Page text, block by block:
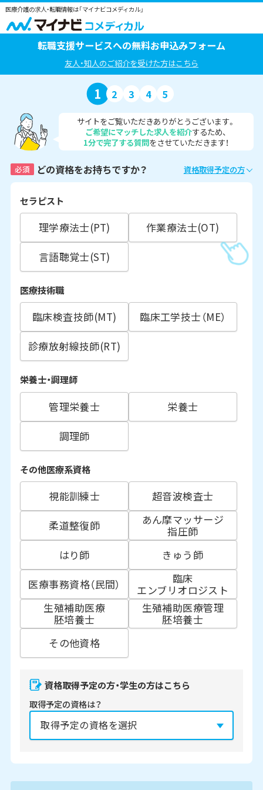
医療介護の求人・転職情報は「マイナビコメディカル」
転職支援サービスへの無料お申込みフォーム
友人・知人のご紹介を受けた方はこちら
1 2 3 4 5
サイトをご覧いただきありがとうございます。
ご希望にマッチした求人を紹介するため、
1分で完了する質問をさせていただきます！
必須 どの資格をお持ちですか？ 資格取得予定の方
セラピスト
理学療法士(PT)
作業療法士(OT)
言語聴覚士(ST)
医療技術職
臨床検査技師(MT)
臨床工学技士（ME）
診療放射線技師(RT)
栄養士・調理師
管理栄養士
栄養士
調理師
その他医療系資格
視能訓練士
超音波検査士
柔道整復師
あん摩マッサージ
指圧師
はり師
きゅう師
医療事務資格（民間）
臨床
エンブリオロジスト
生殖補助医療
胚培養士
生殖補助医療管理
胚培養士
その他資格
資格取得予定の方・学生の方はこちら
取得予定の資格は？
2027年 2028年 2029年 3月